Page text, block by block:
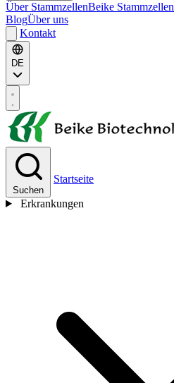
Über StammzellenBeike Stammzellen
BlogÜber uns
Kontakt
DE
Suchen
Startseite
Erkrankungen